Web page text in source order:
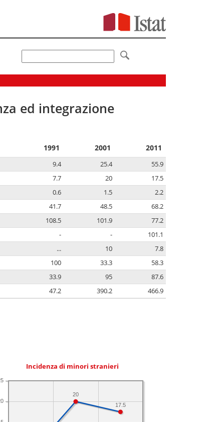
ed integrazione
1991 2001 2011
9.4 25.4
55.9
7.7 20
17.5
0.6 1.5
2.2
41.7 48.5
68.2
108.5 101.9
77.2
- -
101.1
... 10
7.8
100 33.3
58.3
33.9 95
87.6
47.2 390.2 466.9
Incidenza di minori stranieri
17.5
20